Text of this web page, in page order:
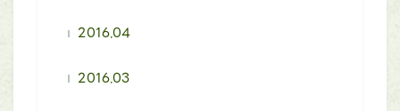
2016.04
2016.03